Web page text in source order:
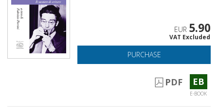
EUR 5.90
VAT Excluded
PURCHASE
PDF EB
E-BOOK